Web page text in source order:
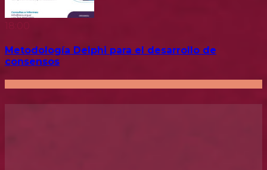
Metodología Delphi para el desarrollo de
consensos